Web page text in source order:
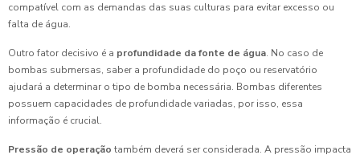
compatível com as demandas das suas culturas para evitar excesso ou
falta de água.
Outro fator decisivo é a profundidade da fonte de água. No caso de
bombas submersas, saber a profundidade do poço ou reservatório
ajudará a determinar o tipo de bomba necessária. Bombas diferentes
possuem capacidades de profundidade variadas, por isso, essa
informação é crucial.
Pressão de operação também deverá ser considerada. A pressão impacta